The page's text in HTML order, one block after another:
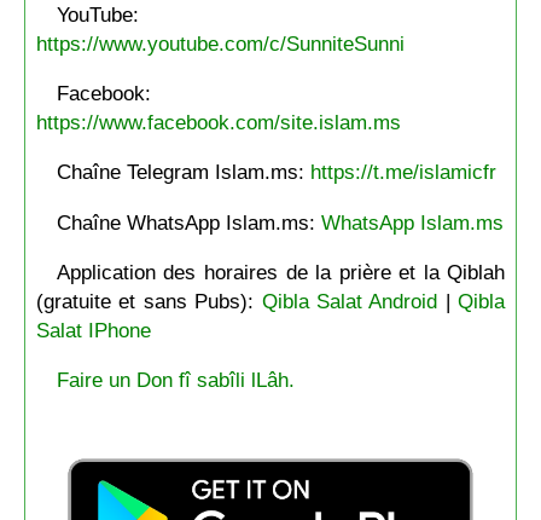
YouTube:
https://www.youtube.com/c/SunniteSunni
Facebook:
https://www.facebook.com/site.islam.ms
Chaîne Telegram Islam.ms: https://t.me/islamicfr
Chaîne WhatsApp Islam.ms: WhatsApp Islam.ms
Application des horaires de la prière et la Qiblah
(gratuite et sans Pubs): Qibla Salat Android |Qibla
Salat IPhone
Faire un Don fî sabîli lLâh.